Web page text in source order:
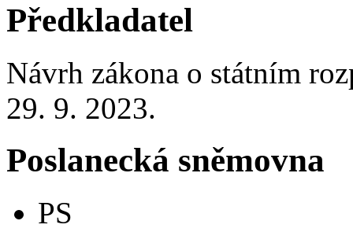
Předkladatel
Návrh zákona o státním
29. 9. 2023.
Poslanecká sněmovna
PS